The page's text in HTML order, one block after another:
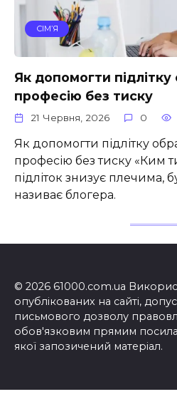
СІМ’Я
Як допомогти
професію без тиску
21 Червня, 2026 0
Як допомогти підлітку
професію без тиску «Ким
підліток знизує плечима,
називає блогера.
© 2026 61000.com.ua
опублікованих на сайті,
письмового дозволу
обов'язковим прямим
якої запозичений матеріал.